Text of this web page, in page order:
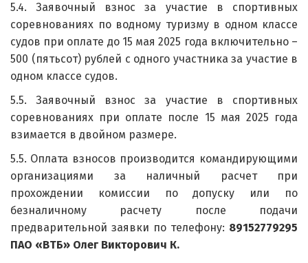
5.4. Заявочный взнос за участие в спортивных
соревнованиях по водному туризму в одном классе
судов при оплате до 15 мая 2025 года включительно –
500 (пятьсот) рублей с одного участника за участие в
одном классе судов.
5.5. Заявочный взнос за участие в спортивных
соревнованиях при оплате после 15 мая 2025 года
взимается в двойном размере.
5.5. Оплата взносов производится командирующими
организациями за наличный расчет при
прохождении комиссии по допуску или по
безналичному расчету после подачи
предварительной заявки по телефону: 89152779295
ПАО «ВТБ» Олег Викторович К.